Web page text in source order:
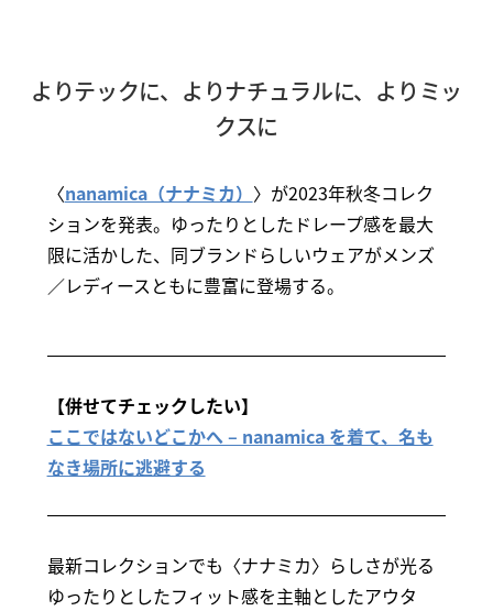
よりテックに、よりナチュラルに、よりミッ
クスに
〈nanamica（ナナミカ） 〉が2023年秋冬コレク
ションを発表。ゆったりとしたドレープ感を最大
限に活かした、同ブランドらしいウェアがメンズ
／レディースともに豊富に登場する。
【併せてチェックしたい】
ここではないどこかへ – nanamica を着て、名も
なき場所に逃避する
最新コレクションでも〈ナナミカ〉らしさが光る
ゆったりとしたフィット感を主軸としたアウタ